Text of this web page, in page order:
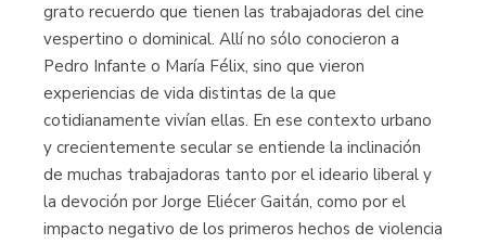
grato recuerdo que tienen las trabajadoras del cine
vespertino o dominical. Allí no sólo conocieron a
Pedro Infante o María Félix, sino que vieron
experiencias de vida distintas de la que
cotidianamente vivían ellas. En ese contexto urbano
y crecientemente secular se entiende la inclinación
de muchas trabajadoras tanto por el ideario liberal y
la devoción por Jorge Eliécer Gaitán, como por el
impacto negativo de los primeros hechos de violencia